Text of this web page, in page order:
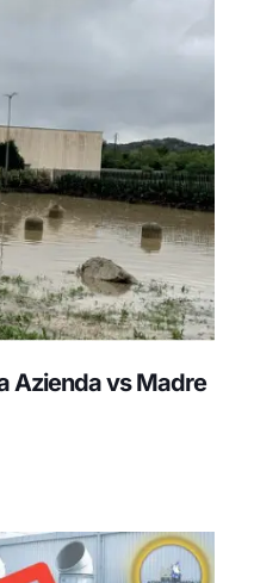
Azienda vs Madre